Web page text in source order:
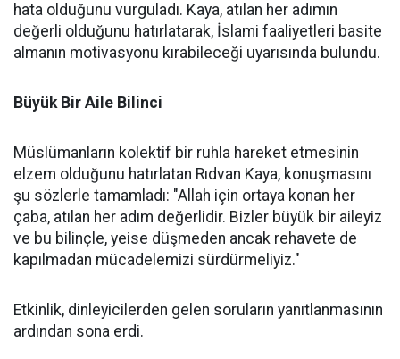
hata olduğunu vurguladı. Kaya, atılan her adımın
değerli olduğunu hatırlatarak, İslami faaliyetleri basite
almanın motivasyonu kırabileceği uyarısında bulundu.
Büyük Bir Aile Bilinci
Müslümanların kolektif bir ruhla hareket etmesinin
elzem olduğunu hatırlatan Rıdvan Kaya, konuşmasını
şu sözlerle tamamladı: "Allah için ortaya konan her
çaba, atılan her adım değerlidir. Bizler büyük bir aileyiz
ve bu bilinçle, yeise düşmeden ancak rehavete de
kapılmadan mücadelemizi sürdürmeliyiz."
Etkinlik, dinleyicilerden gelen soruların yanıtlanmasının
ardından sona erdi.